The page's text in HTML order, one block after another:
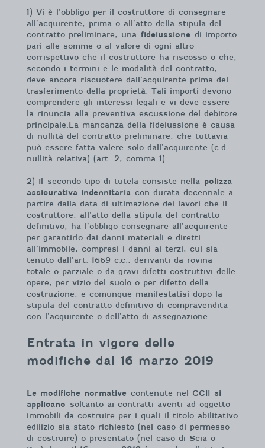
1) Vi è l’obbligo per il costruttore di consegnare
all’acquirente, prima o all’atto della stipula del
contratto preliminare, una fideiussione di importo
pari alle somme o al valore di ogni altro
corrispettivo che il costruttore ha riscosso o che,
secondo i termini e le modalità del contratto,
deve ancora riscuotere dall’acquirente prima del
trasferimento della proprietà. Tali importi devono
comprendere gli interessi legali e vi deve essere
la rinuncia alla preventiva escussione del debitore
principale.La mancanza della fideiussione è causa
di nullità del contratto preliminare, che tuttavia
può essere fatta valere solo dall’acquirente (c.d.
nullità relativa) (art. 2, comma 1).
2) Il secondo tipo di tutela consiste nella polizza
assicurativa indennitaria con durata decennale a
partire dalla data di ultimazione dei lavori che il
costruttore, all’atto della stipula del contratto
definitivo, ha l’obbligo consegnare all’acquirente
per garantirlo dai danni materiali e diretti
all’immobile, compresi i danni ai terzi, cui sia
tenuto dall’art. 1669 c.c., derivanti da rovina
totale o parziale o da gravi difetti costruttivi delle
opere, per vizio del suolo o per difetto della
costruzione, e comunque manifestatisi dopo la
stipula del contratto definitivo di compravendita
con l’acquirente o dell’atto di assegnazione.
Entrata in vigore delle
modifiche dal 16 marzo 2019
Le modifiche normative contenute nel CCII si
applicano soltanto ai contratti aventi ad oggetto
immobili da costruire per i quali il titolo abilitativo
edilizio sia stato richiesto (nel caso di permesso
di costruire) o presentato (nel caso di Scia o